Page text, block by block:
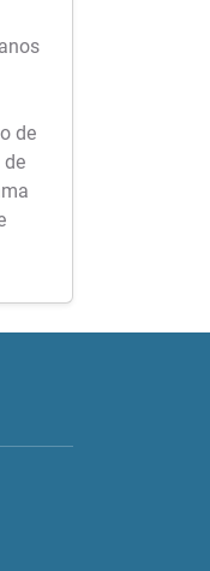
de
de